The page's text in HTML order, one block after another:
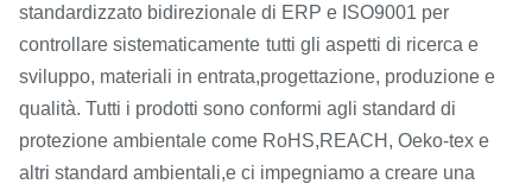
standardizzato bidirezionale di ERP e ISO9001 per
controllare sistematicamente tutti gli aspetti di ricerca e
sviluppo, materiali in entrata,progettazione, produzione e
qualità. Tutti i prodotti sono conformi agli standard di
protezione ambientale come RoHS,REACH, Oeko-tex e
altri standard ambientali,e ci impegniamo a creare una